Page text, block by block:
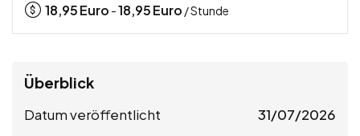
18,95Euro -18,95Euro / Stunde
Überblick
Datum veröffentlicht 31/07/2026